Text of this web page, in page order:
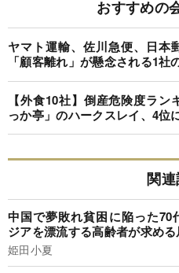
おすすめの
ヤマト運輸、佐川急便、日本
「顧客離れ」が懸念される1社
【外食10社】倒産危険度ラ
っか亭」のハークスレイ、4位
関
中国で夢敗れ貧困に陥った70
ジアを漂流する高齢者が求め
姫田小夏